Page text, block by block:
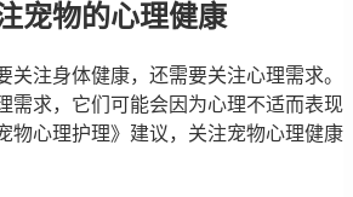
宠物的心理健康
关注身体健康，还需要关注心理需求。
需求，它们可能会因为心理不适而表现
物心理护理》建议，关注宠物心理健康